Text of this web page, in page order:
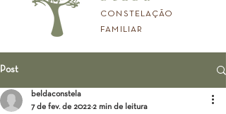
CONSTELAÇÃO
FAMILIAR
Post
beldaconstela
7 de fev. de 2022 2 min de leitura